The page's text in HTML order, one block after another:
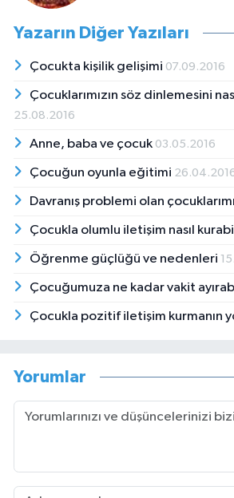
Yazarın Diğer Yazıları
Çocukta kişilik gelişimi 07.09.2016
Çocuklarımızın söz dinlemesini
25.08.2016
Anne, baba ve çocuk 03.05.2016
Çocuğun oyunla eğitimi
Davranış problemi olan
Çocukla olumlu iletişim nasıl
Öğrenme güçlüğü ve nedenleri
Çocuğumuza ne kadar vakit
Çocukla pozitif iletişim kurmanın
Yorumlar